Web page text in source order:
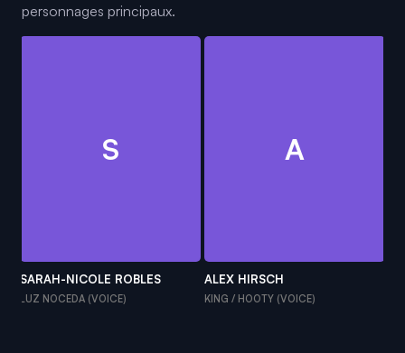
personnages principaux.
S
SARAH-NICOLE ROBLES
LUZ NOCEDA (VOICE)
A
ALEX HIRSCH
KING / HOOTY (VOICE)